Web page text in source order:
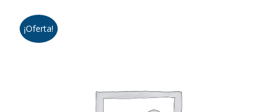
¡Oferta!